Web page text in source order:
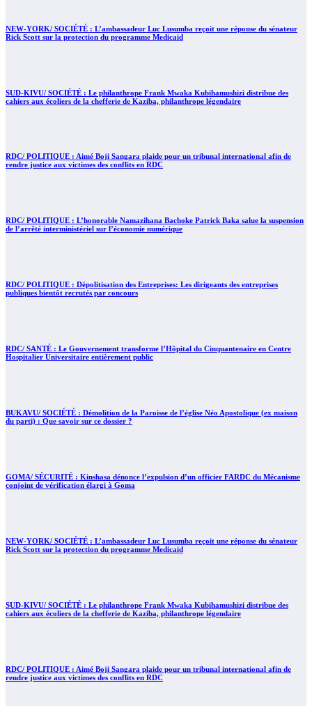
NEW-YORK/ SOCIÉTÉ : L’ambassadeur Luc Lusumba reçoit une réponse du sénateur
Rick Scott sur la protection du programme Medicaid
SUD-KIVU/ SOCIÉTÉ : Le philanthrope Frank Mwaka Kubihamushizi distribue des
cahiers aux écoliers de la chefferie de Kaziba, philanthrope légendaire
RDC/ POLITIQUE : Aimé Boji Sangara plaide pour un tribunal international afin de
rendre justice aux victimes des conflits en RDC
RDC/ POLITIQUE : L’honorable Namazihana Bachoke Patrick Baka salue la suspension
de l’arrêté interministériel sur l’économie numérique
RDC/ POLITIQUE : Dépolitisation des Entreprises: Les dirigeants des entreprises
publiques bientôt recrutés par concours
RDC/ SANTÉ : Le Gouvernement transforme l’Hôpital du Cinquantenaire en Centre
Hospitalier Universitaire entièrement public
BUKAVU/ SOCIÉTÉ : Démolition de la Paroisse de l’église Néo Apostolique (ex maison
du parti) : Que savoir sur ce dossier ?
GOMA/ SÉCURITÉ : Kinshasa dénonce l’expulsion d’un officier FARDC du Mécanisme
conjoint de vérification élargi à Goma
NEW-YORK/ SOCIÉTÉ : L’ambassadeur Luc Lusumba reçoit une réponse du sénateur
Rick Scott sur la protection du programme Medicaid
SUD-KIVU/ SOCIÉTÉ : Le philanthrope Frank Mwaka Kubihamushizi distribue des
cahiers aux écoliers de la chefferie de Kaziba, philanthrope légendaire
RDC/ POLITIQUE : Aimé Boji Sangara plaide pour un tribunal international afin de
rendre justice aux victimes des conflits en RDC